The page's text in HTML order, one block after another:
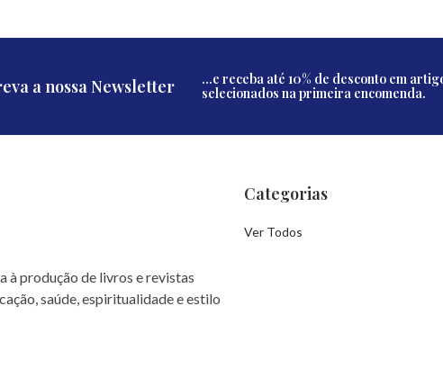
a nossa Newsletter
...e receba até 10% de desconto em
selecionados na primeira encomenda.
à produção de livros e revistas
saúde, espiritualidade e estilo
Categorias
Ver Todos